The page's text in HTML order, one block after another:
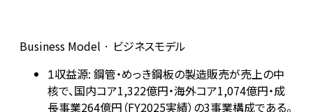
Business Model · ビジネスモデル
1収益源: 鋼管・めっき鋼板の製造販売が売上の中
核で、国内コア1,322億円・海外コア1,074億円・成
長事業264億円（FY2025実績）の3事業構成である。